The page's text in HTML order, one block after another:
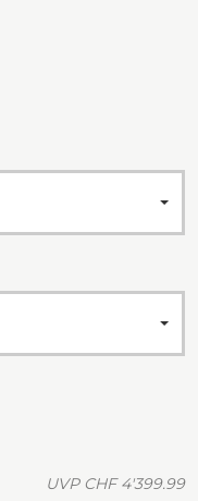
UVP CHF 4'399.99